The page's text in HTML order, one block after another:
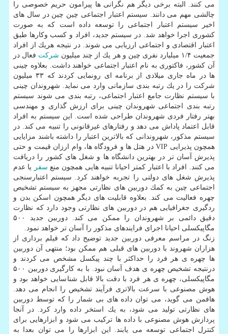
می كنند. البته برخی دیگر هم نگرانی ها پیرامون حریم خصوصی را
چالشی مهم می دانند. سیستم اعتبار اجتماعی چین چین در سال های
اخیر سیستم اعتبار اجتماعی را توسعه داده است كه به صورت
كشوری اجرا خواهد شد. در سیستم جدید، افراد و كسب وكارها طبق
اعتبار اقتصادی و اجتماعی ارزیابی می شوند. در نتیجه هریك از افراد
جمعیت ۱/۴ میلیارد نفری چین و هر یك از چند میلیون
شركت فعال در
آن كشور، فاكتوری به نام اعتبار اجتماعی خواهند داشت. بعلاوه چینی
ها در ماه جاری میلادی از برنامه ای رونمایی كردند كه ۳۳ میلیون
شركت را در یك رتبه بندی سازمانی وارد می نماید. شهروندان چینی
با سیستم نظارت جامع اعتبار اجتماعی، رتبه بندی می شوند سیستم
رتبه بندی اجتماعی شهروندان چینی برای ارزش گذاری و مهندسی
بهتر رفتار فردی شهروندان طراحی شده است. این سیستم به افراد
قابل اعتماد پاداش می دهد و رفتارهای غیرقانونی را تنبیه می كند. در
سیستم مذكور، شهروندانی كه بالاترین اعتبار را داشته باشند مزایایی
همچون پذیرایی VIP در هتل ها و فرودگاه ها، وام ارزان قیمت و حتی
پذیرش آسان تر در بهترین دانشگاه ها و شغل های كشور را دریافت
می كنند. افراد با اعتبار كمتر احیانا تنبیه هایی همچون منع سفر
یا عدم
پذیرش شغل های دولتی را تجربه خواهند كرد. سیستم اعتبارسنجی
اجتماعی چین به كمك دوربین های نظارتی مجهز به سیستم تشخیص
چهره فعالیت می كند. بعلاوه قابلیت های دیگر همچون اسكن بدن و
ردگیری جغرافیایی هم در دوربین های نظارتی وجود دارد كه نظارت
دقیق دائمی بر شهروندان را ممكن می كند. دوربین جدید ۵۰۰
مگاپیكسلی احیانا اجرای فرایندهای مذكور را آسان تر خواهد نمود.
زنگ در مراسم معرفی دوربین جدید توضیح داد كه فیلم برداری از
هزاران شهروند با دوربین های قبلی هم ممكن بود؛ منتهی آن دوربین
ها چهره ی هر فرد را حداكثر با چند پیكسل مشخص می كردند و
درنتیجه تشخیص چهره ی هدف آسان نبود. با به كارگیری دوربین ۵۰۰
مگاپیكسلی، چهره ی هر فرد با دقت بالا قابل شناسایی خواهد بود و
هوش مصنوعی با سرعت بالاتری فرآیند تشخیص را انجام می دهد.
هافمن می گوید، می توان داده های بی شمار را كه توسط دوربین
های نظارتی تولید می شود، به یك استخر داده وارد كرد. در آنجا
پردازش هوش مصنوعی با داده ها تركیب می شود و ابزارهایی برای
كنترل اجتماعی توسعه می یابند. این ابزارها را می توان بعدا به